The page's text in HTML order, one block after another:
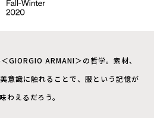
GIORGIO ARMANI＞の哲学。素材、
意識に触れることで、服という記憶が
わえるだろう。